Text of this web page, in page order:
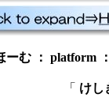
ーむ ： platform
「 けし